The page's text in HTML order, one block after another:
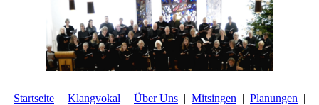
Startseite Klangvokal Über Uns Mitsingen Planungen